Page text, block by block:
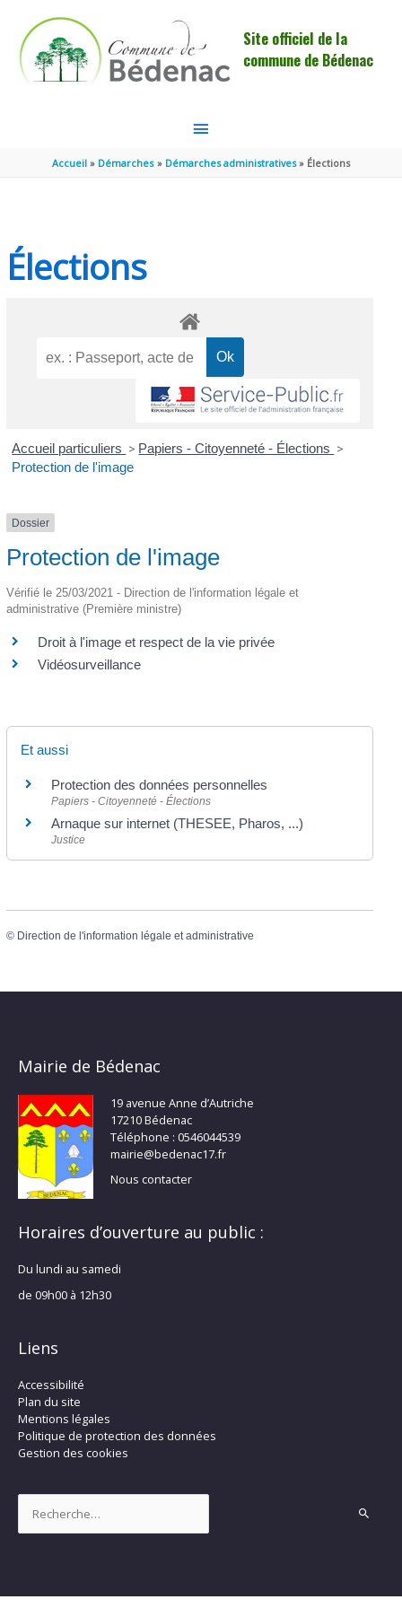
Site officiel de la
commune de Bédenac
MENU
PRINCIPAL
Accueil Démarches Démarches administratives Élections
Élections
Accueil particuliers > Papiers - Citoyenneté - Élections >
Protection de l'image
Dossier
Protection de l'image
Vérifié le 25/03/2021 - Direction de l'information légale et
administrative (Première ministre)
Droit à l'image et respect de la vie privée
Vidéosurveillance
Et aussi
Protection des données personnelles
Papiers - Citoyenneté - Élections
Arnaque sur internet (THESEE, Pharos, ...)
Justice
© Direction de l'information légale et administrative
Mairie de Bédenac
19 avenue Anne d’Autriche
17210 Bédenac
Téléphone : 0546044539
mairie@bedenac17.fr
Nous contacter
Horaires d’ouverture au public :
Du lundi au samedi
de 09h00 à 12h30
Liens
Accessibilité
Plan du site
Mentions légales
Politique de protection des données
Gestion des cookies